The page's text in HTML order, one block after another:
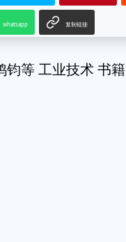
whatsapp 复制链接
钧等 工业技术 书籍